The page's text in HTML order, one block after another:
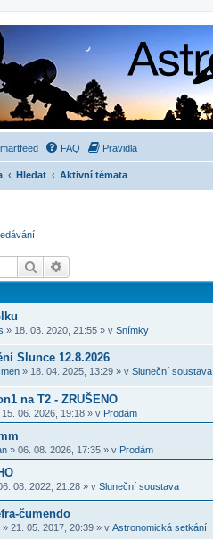
FAQ Pravidla
Hledat Aktivní témata
Hledat
» 18. 03. 2020, 21:55 » v Snímky
Slunce 12.8.2026
» 18. 04. 2025, 13:29 » v Sluneční soustava
na T2 - ZRUŠENO
15. 06. 2026, 19:18 » v Prodám
» 06. 08. 2026, 17:35 » v Prodám
08. 2022, 21:28 » v Sluneční soustava
čumendo
» 21. 05. 2017, 20:39 » v Astronomická setkání